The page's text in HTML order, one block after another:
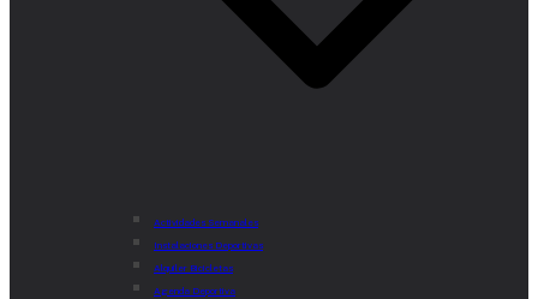
Actividades Semanales
Instalaciones Deportivas
Alquiler Bicicletas
Agenda Deportiva